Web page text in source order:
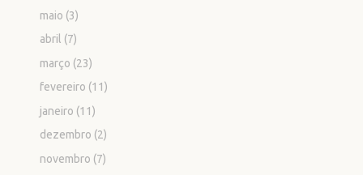
maio (3)
abril (7)
março (23)
fevereiro (11)
janeiro (11)
dezembro (2)
novembro (7)